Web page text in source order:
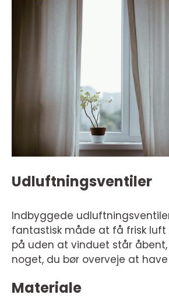
Udluftningsventiler
Indbyggede
fantastisk måde at få frisk
på uden at vinduet står
noget, du bør overveje at
Materiale